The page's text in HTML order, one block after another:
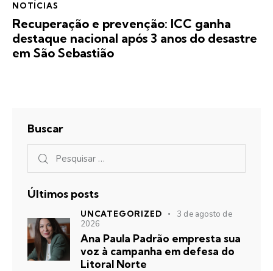
NOTÍCIAS
Recuperação e prevenção: ICC ganha
destaque nacional após 3 anos do desastre
em São Sebastião
Buscar
Últimos posts
UNCATEGORIZED
3 de agosto de
2026
Ana Paula Padrão empresta sua
voz à campanha em defesa do
Litoral Norte